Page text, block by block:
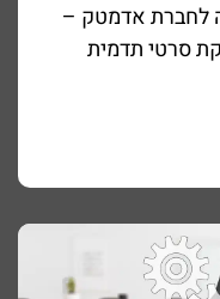
לחברת אדמטק –
סרטי תדמית